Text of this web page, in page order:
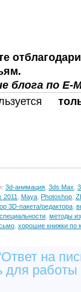
блога по E-
3d-анимация, 3ds Max,
2011, Maya, Photoshop,
3D-пакета/редактора,
, методы
, хорошие книжки по
на
для работы